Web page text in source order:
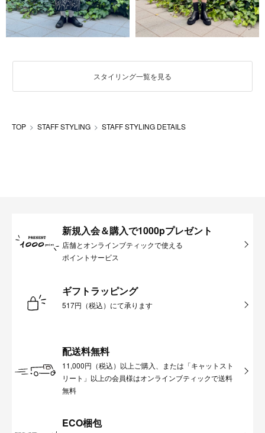
スタイリング一覧を見る
TOP STAFF STYLING STAFF STYLING DETAILS
新規入会＆購入で1000pプレゼント
店舗とオンラインブティックで使える
ポイントサービス
ギフトラッピング
517円（税込）にて承ります
配送料無料
11,000円（税込）以上ご購入、または「キャットスト
リート」以上の会員様はオンラインブティックで送料
無料
ECO梱包